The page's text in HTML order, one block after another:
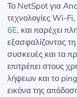
Το NetSpot για
τεχνολογίες Wi-
6E, και παρέχει
εξασφαλίζοντας
συσκευές και τα
επιτρέπει στους
λήψεων και το
εικόνα της